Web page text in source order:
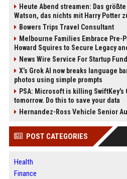
Heute Abend streamen: Das größte
Watson, das nichts mit Harry Potter
Bowers Trips Travel Consultant
Melbourne Families Embrace Pre-
Howard Squires to Secure Legacy
News Wire Service For Startup
X’s Grok AI now breaks language
photos using simple prompts
PSA: Microsoft is killing SwiftKey's
tomorrow. Do this to save your data
Hernandez-Ross Vehicle Senior
POST CATEGORIES
Health
Finance